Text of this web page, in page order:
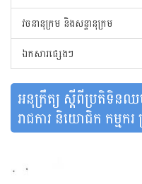
វចនានុក្រម និងសន្ទានុក្រម
ឯកសារផ្សេងៗ
អនុក្រឹត្យ ស្តីពីប្រតិទិនឈ
រាជការ និយោជិក កម្មករ